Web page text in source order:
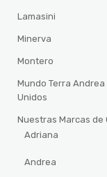
Lamasini
Minerva
Montero
Mundo Terra
Unidos
Nuestras Marcas de
Adriana
Andrea